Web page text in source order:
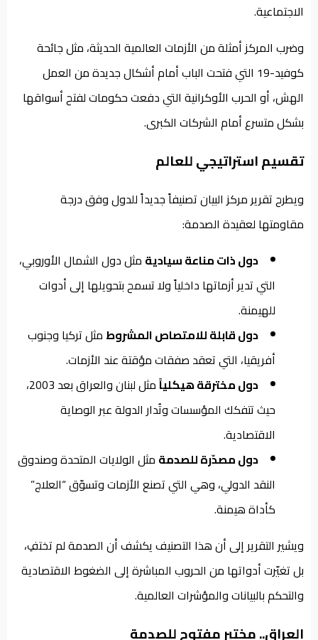
الاجتماعية.
وضرب المركز أمثلة من الأزمات العالمية الحديثة، مثل جائحة
كوفيد-19 التي فتحت الباب أمام أشكال جديدة من العمل
الهش، أو الحرب الأوكرانية التي دفعت حكومات لفتح أسواقها
بشكل متسرع أمام الشركات الكبرى.
تقسيم استراتيجي للعالم
ويطرح تقرير مركز البيان تصنيفاً جديداً للدول وفق درجة
مقاومتها لعقيدة الصدمة:
دول ذات مناعة سيادية مثل دول الشمال الأوروبي،
التي تدير أزماتها داخلياً ولا تسمح بتحويلها إلى أدوات
للهيمنة.
دول قابلة للامتصاص المشروط مثل تركيا وجنوب
أفريقيا، التي تعقد صفقات مؤقتة عند الأزمات.
دول مخترقة هيكلياً
مثل لبنان والعراق بعد 2003،
حيث تتفكك المؤسسات وتُدار الدولة عبر الوصاية
الاقتصادية.
دول مصدّرة للصدمة مثل الولايات المتحدة وصندوق
النقد الدولي، وهي التي تصنع الأزمات وتسوّق “العلاج”
كأداة هيمنة.
ويشير التقرير إلى أن هذا التصنيف يكشف أن الصدمة لم تختفِ،
بل تغيّرت أدواتها من الحروب المباشرة إلى الضغوط الاقتصادية
والتحكم بالبيانات والمؤشرات العالمية.
العراق.. مختبر مفتوح للصدمة